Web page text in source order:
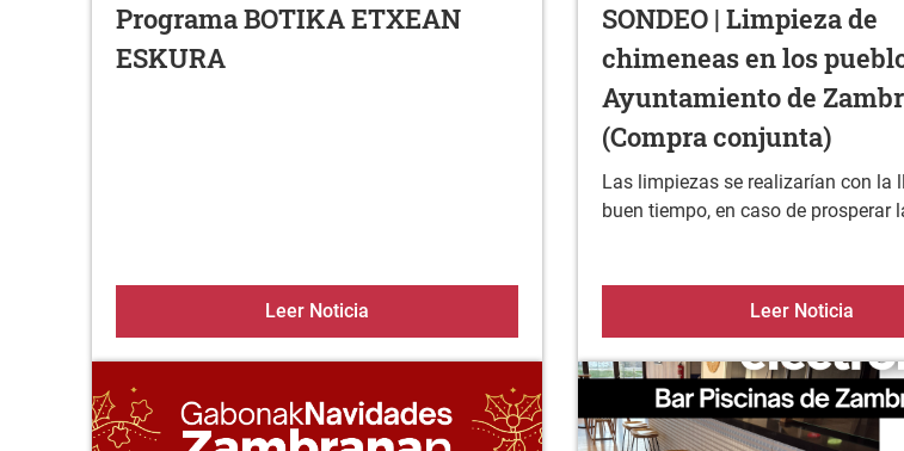
Programa BOTIKA ETXEAN
ESKURA
Leer NoticiaPrograma BOTIKA ETXEAN ESKURA
SONDEO | Limpieza de
chimeneas en los
Ayuntamiento de
(Compra conjunta)
Las limpiezas se realizarían con la
buen tiempo, en caso de prosperar
Leer Noticia